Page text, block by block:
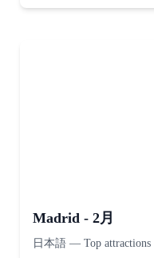
Madrid - 2月
日本語 — Top attractions